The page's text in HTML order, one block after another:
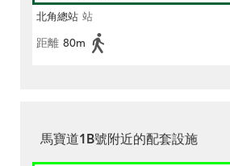
北角總站 站
距離 80m
馬寶道1B號附近的配套設施